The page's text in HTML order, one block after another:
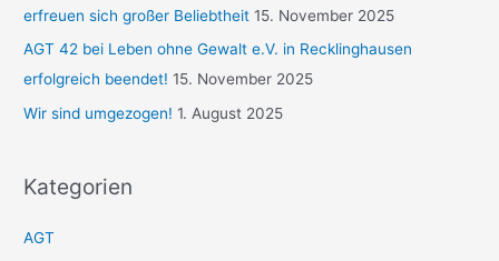
erfreuen sich großer Beliebtheit 15. November 2025
AGT 42 bei Leben ohne Gewalt e.V. in Recklinghausen
erfolgreich beendet! 15. November 2025
Wir sind umgezogen! 1. August 2025
Kategorien
AGT